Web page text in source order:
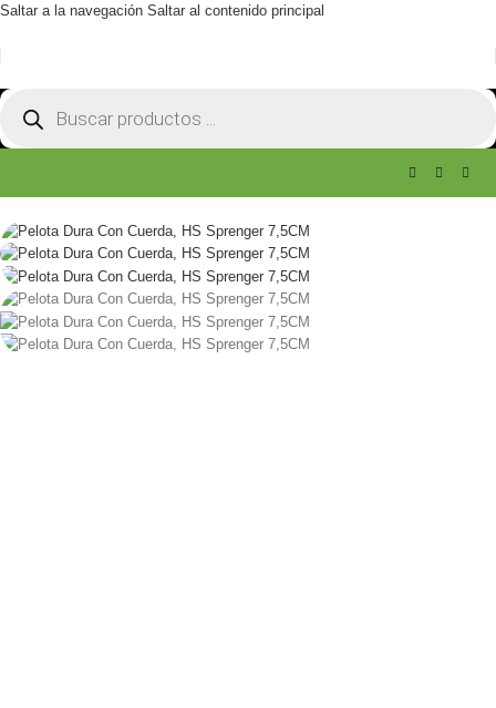
Saltar a la navegación Saltar al contenido principal